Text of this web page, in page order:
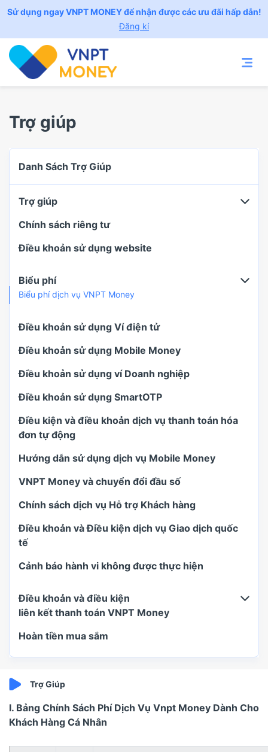
Sử dụng ngay VNPT MONEY để nhận được các ưu đãi hấp dẫn!
Đăng kí
Trợ giúp
Danh Sách Trợ Giúp
Trợ giúp
Chính sách riêng tư
Điều khoản sử dụng website
Biểu phí
Biểu phí dịch vụ VNPT Money
Điều khoản sử dụng Ví điện tử
Điều khoản sử dụng Mobile Money
Điều khoản sử dụng ví Doanh nghiệp
Điều khoản sử dụng SmartOTP
Điều kiện và điều khoản dịch vụ thanh toán hóa
đơn tự động
Hướng dẫn sử dụng dịch vụ Mobile Money
VNPT Money và chuyển đổi đầu số
Chính sách dịch vụ Hỗ trợ Khách hàng
Điều khoản và Điều kiện dịch vụ Giao dịch quốc
tế
Cảnh báo hành vi không được thực hiện
Điều khoản và điều kiện
liên kết thanh toán VNPT Money
Hoàn tiền mua sắm
I. Bảng Chính Sách Phí Dịch Vụ Vnpt Money Dành Cho
Khách Hàng Cá Nhân